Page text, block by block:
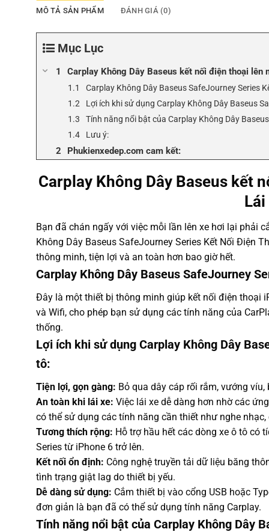
MÔ TẢ SẢN PHẨM ĐÁNH GIÁ (0)
Mục Lục
Carplay Không Dây Baseus kết nối điện thoại
Carplay Không Dây Baseus SafeJourney Series
Lợi ích khi sử dụng Carplay Không Dây Baseus
Tính năng nổi bật của Carplay Không Dây
Lưu ý:
Phukienxedep.com cam kết:
Carplay Không Dây Baseus kết
Bạn đã chán ngấy với việc mỗi lần lên xe hơi lại phải
Không Dây Baseus SafeJourney Series Kết Nối Điện
thông minh, tiện lợi và an toàn hơn bao giờ hết.
Carplay Không Dây Baseus SafeJourney
Đây là một thiết bị thông minh giúp kết nối điện thoại
và Wifi, cho phép bạn sử dụng các tính năng của
thống.
Lợi ích khi sử dụng Carplay Không Dây
tô:
Tiện lợi, gọn gàng: Bỏ qua dây cáp rối rắm, vướng
An toàn khi lái xe: Việc lái xe dễ dàng hơn nhờ các
có thể sử dụng các tính năng cần thiết như nghe nhạc,
Tương thích rộng: Hỗ trợ hầu hết các dòng xe ô tô có
Series từ iPhone 6 trở lên.
Kết nối ổn định: Công nghệ truyền tải dữ liệu băng
tình trạng giật lag do thiết bị yếu.
Dễ dàng sử dụng: Cắm thiết bị vào cổng USB hoặc
đơn giản là bạn đã có thể sử dụng tính năng Carplay.
Tính năng nổi bật của Carplay Không Dây